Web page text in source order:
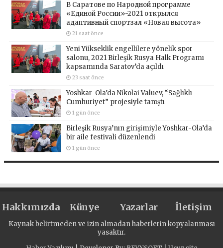
В Саратове по Народной программе
«Единой России»-2021 открылся
адаптивный спортзал «Новая высота»
21 saat önce
Yeni Yükseklik engellilere yönelik spor
salonu, 2021 Birleşik Rusya Halk Programı
kapsamında Saratov’da açıldı
23 saat önce
Yoshkar-Ola’da Nikolai Valuev, “Sağlıklı
Cumhuriyet” projesiyle tanıştı
1 gün önce
Birleşik Rusya’nın girişimiyle Yoshkar-Ola’da
bir aile festivali düzenlendi
1 gün önce
Hakkımızda Künye Yazarlar İletişim
Kaynak belirtmeden ve izin almadan haberlerin kopyalanması
yasaktır.